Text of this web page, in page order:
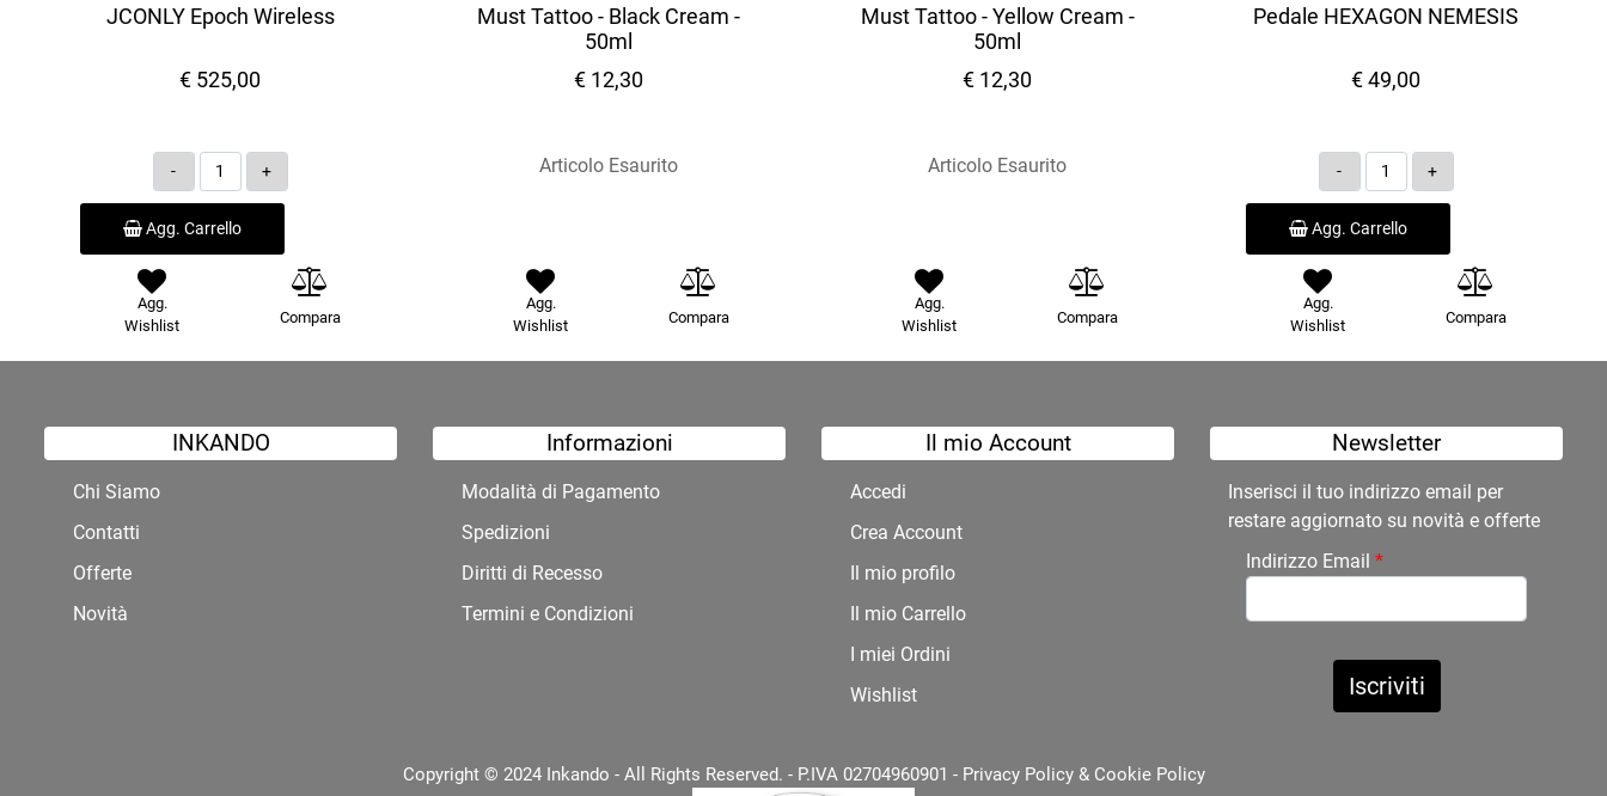
JCONLY Epoch Wireless
€ 525,00
Quantità
Agg. Carrello
Agg.
Wishlist
Compara
Must Tattoo - Black Cream -
50ml
€ 12,30
Articolo Esaurito
Agg.
Wishlist
Compara
Must Tattoo - Yellow Cream -
50ml
€ 12,30
Articolo Esaurito
Agg.
Wishlist
Compara
Pedale HEXAGON NEMESIS
€ 49,00
Quantità
Agg. Carrello
Agg.
Wishlist
Compara
INKANDO
Chi Siamo
Contatti
Offerte
Novità
Informazioni
Modalità di Pagamento
Spedizioni
Diritti di Recesso
Termini e Condizioni
Il mio Account
Accedi
Crea Account
Il mio profilo
Il mio Carrello
I miei Ordini
Wishlist
Newsletter
Inserisci il tuo indirizzo email per
restare aggiornato su novità e offerte
Indirizzo Email *
Copyright © 2024 Inkando - All Rights Reserved. - P.IVA 02704960901 - Privacy Policy& Cookie Policy